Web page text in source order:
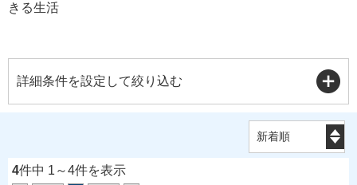
きる生活
詳細条件を設定して絞り込む
4件中 1～4件を表示